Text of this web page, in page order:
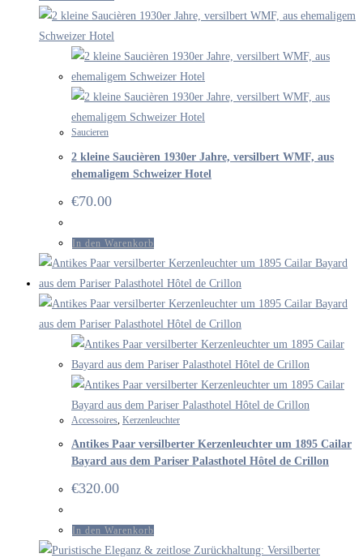
Saucieren
2 kleine Saucièren 1930er Jahre, versilbert WMF, aus
ehemaligem Schweizer Hotel
€70.00
In den Warenkorb
Accessoires Kerzenleuchter
Antikes Paar versilberter Kerzenleuchter um 1895 Cailar
Bayard aus dem Pariser Palasthotel Hôtel de Crillon
€320.00
In den Warenkorb